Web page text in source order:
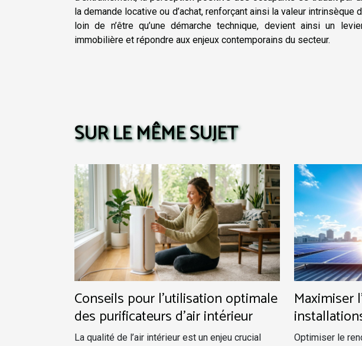
la demande locative ou d’achat, renforçant ainsi la valeur
loin de n’être qu’une démarche technique, devient ainsi un
immobilière et répondre aux enjeux contemporains du secteur.
SUR LE MÊME SUJET
Conseils pour l'utilisation optimale
des purificateurs d'air intérieur
La qualité de l’air intérieur est un enjeu crucial
Maximiser
Optimiser le